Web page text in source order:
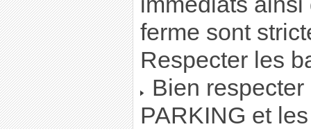
ferme sont
Respecter les
Bien
PARKING et